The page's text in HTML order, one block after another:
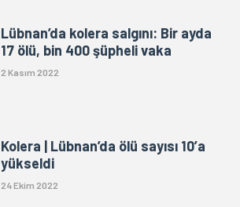
Lübnan’da kolera salgını: Bir ayda
17 ölü, bin 400 şüpheli vaka
2 Kasım 2022
Kolera | Lübnan’da ölü sayısı 10’a
yükseldi
24 Ekim 2022